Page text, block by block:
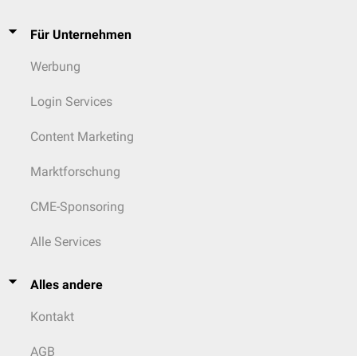
Für Unternehmen
Werbung
Login Services
Content Marketing
Marktforschung
CME-Sponsoring
Alle Services
Alles andere
Kontakt
AGB